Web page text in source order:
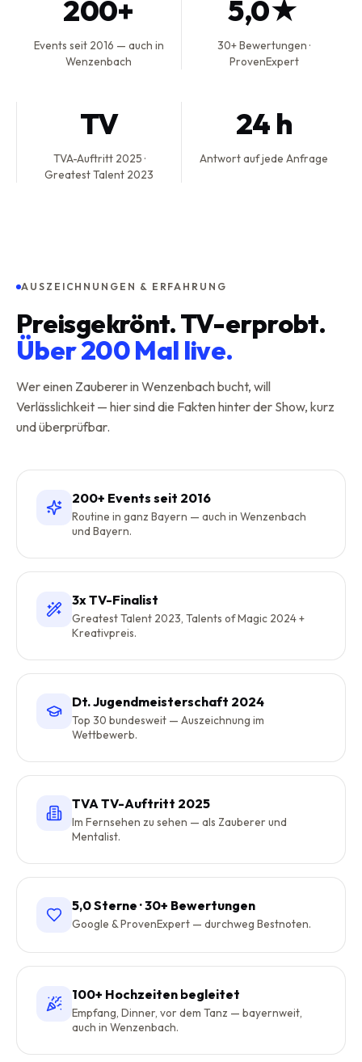
200+
Events seit 2016 — auch in
Wenzenbach
5,0★
30+ Bewertungen ·
ProvenExpert
TV
TVA-Auftritt 2025 ·
Greatest Talent 2023
24 h
Antwort auf jede Anfrage
AUSZEICHNUNGEN & ERFAHRUNG
Preisgekrönt. TV-erprobt.
Über 200 Mal live.
Wer einen Zauberer inWenzenbachbucht, will
Verlässlichkeit — hier sind die Fakten hinter der Show, kurz
und überprüfbar.
200+ Events seit 2016
Routine in ganz Bayern — auch in Wenzenbach
und Bayern.
3x TV-Finalist
Greatest Talent 2023, Talents of Magic 2024 +
Kreativpreis.
Dt. Jugendmeisterschaft 2024
Top 30 bundesweit — Auszeichnung im
Wettbewerb.
TVA TV-Auftritt 2025
Im Fernsehen zu sehen — als Zauberer und
Mentalist.
5,0 Sterne · 30+ Bewertungen
Google & ProvenExpert — durchweg Bestnoten.
100+ Hochzeiten begleitet
Empfang, Dinner, vor dem Tanz — bayernweit,
auch in Wenzenbach.